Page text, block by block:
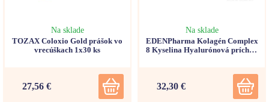
Na sklade
TOZAX Coloxio Gold prášok vo
vrecúškach 1x30 ks
27,56 €
Na sklade
EDENPharma Kolagén Complex
8 Kyselina Hyalurónová príchuť
32,30 €